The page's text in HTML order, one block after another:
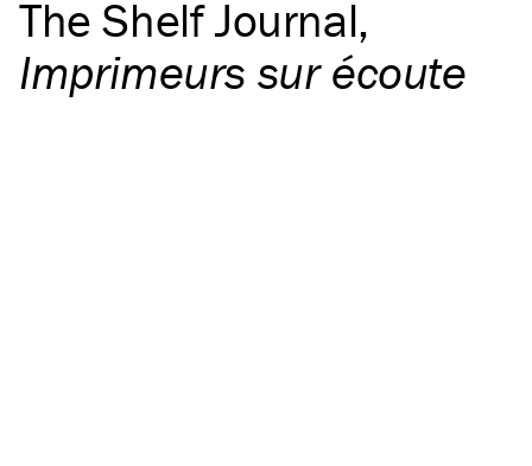
The Shelf Journal,
Imprimeurs sur écoute